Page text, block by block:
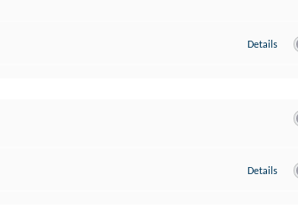
Details zu
Details zu